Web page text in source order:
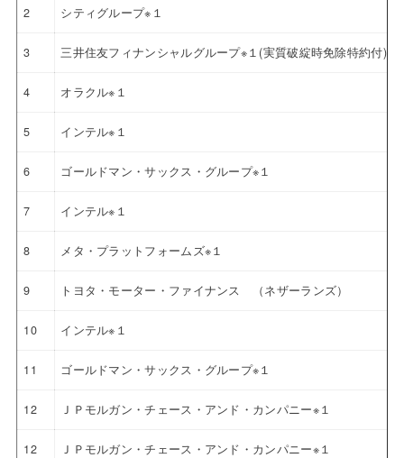
2 シティグループ※１
3 三井住友フィナンシャルグループ※１(実質破綻時免除特約付)
4 オラクル※１
5 インテル※１
6 ゴールドマン・サックス・グループ※１
7 インテル※１
8 メタ・プラットフォームズ※１
9 トヨタ・モーター・ファイナンス （ネザーランズ）
10 インテル※１
11 ゴールドマン・サックス・グループ※１
12 ＪＰモルガン・チェース・アンド・カンパニー※１
12 ＪＰモルガン・チェース・アンド・カンパニー※１